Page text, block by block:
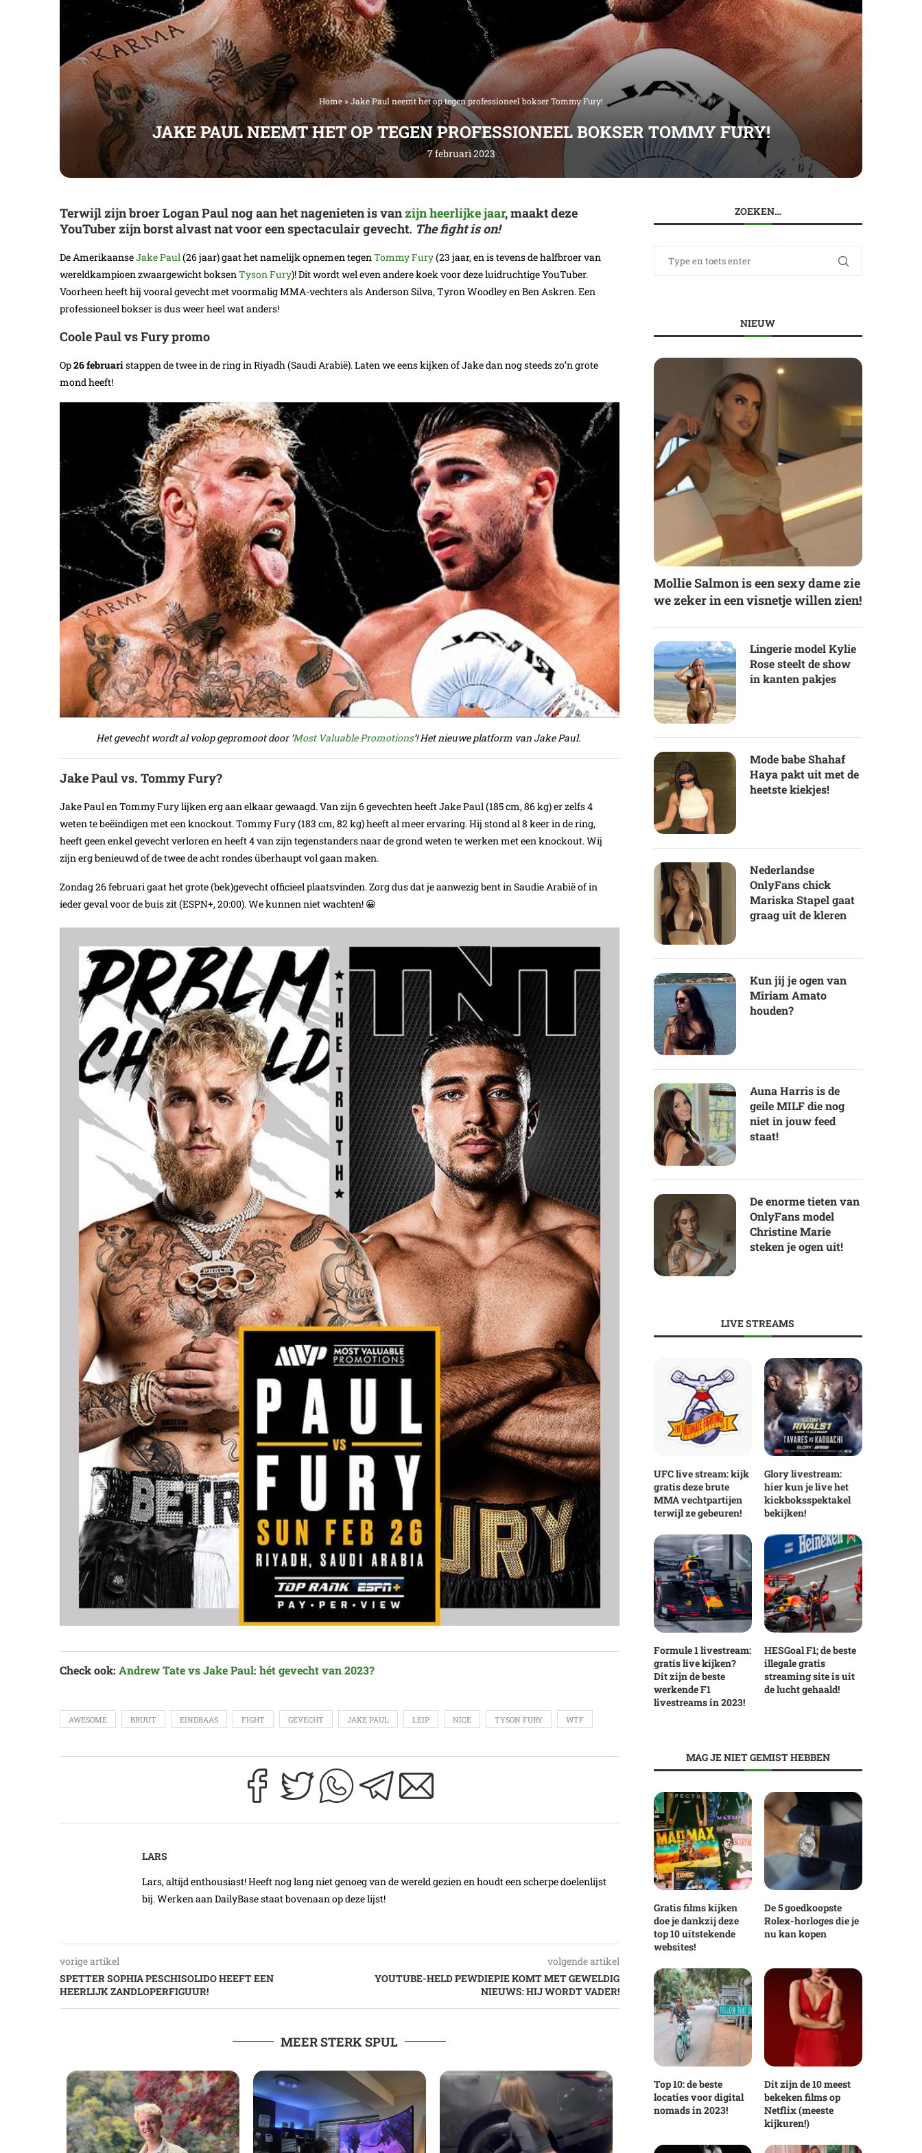
Home» Jake Paul neemt het op tegen professioneel bokser Tommy Fury!
JAKE PAUL NEEMT HET OP TEGEN PROFESSIONEEL BOKSER TOMMY FURY!
7 februari 2023
Terwijl zijn broer Logan Paul nog aan het nagenieten is vanzijn heerlijke jaar, maakt deze
YouTuber zijn borst alvast nat voor een spectaculair gevecht. The fight is on!
De AmerikaanseJake Paul(26 jaar) gaat het namelijk opnemen tegenTommy Fury(23 jaar, en is tevens de halfbroer van
wereldkampioen zwaargewicht boksenTyson Fury)! Dit wordt wel even andere koek voor deze luidruchtige YouTuber.
Voorheen heeft hij vooral gevecht met voormalig MMA-vechters als Anderson Silva, Tyron Woodley en Ben Askren. Een
professioneel bokser is dus weer heel wat anders!
Coole Paul vs Fury promo
Op26 februaristappen de twee in de ring in Riyadh (Saudi Arabië). Laten we eens kijken of Jake dan nog steeds zo’n grote
mond heeft!
Het gevecht wordt al volop gepromoot door ‘Most Valuable Promotions‘! Het nieuwe platform van Jake Paul.
Jake Paul vs. Tommy Fury?
Jake Paul en Tommy Fury lijken erg aan elkaar gewaagd. Van zijn 6 gevechten heeft Jake Paul (185 cm, 86 kg) er zelfs 4
weten te beëindigen met een knockout. Tommy Fury (183 cm, 82 kg) heeft al meer ervaring. Hij stond al 8 keer in de ring,
heeft geen enkel gevecht verloren en heeft 4 van zijn tegenstanders naar de grond weten te werken met een knockout. Wij
zijn erg benieuwd of de twee de acht rondes überhaupt vol gaan maken.
Zondag 26 februari gaat het grote (bek)gevecht officieel plaatsvinden. Zorg dus dat je aanwezig bent in Saudie Arabië of in
ieder geval voor de buis zit (ESPN+, 20:00). We kunnen niet wachten! 😀
Check ook: Andrew Tate vs Jake Paul: hét gevecht van 2023?
AWESOME BRUUT EINDBAAS FIGHT GEVECHT JAKE PAUL LEIP NICE TYSON FURY WTF
LARS
Lars, altijd enthousiast! Heeft nog lang niet genoeg van de wereld gezien en houdt een scherpe doelenlijst
bij. Werken aan DailyBase staat bovenaan op deze lijst!
vorige artikel
SPETTER SOPHIA PESCHISOLIDO HEEFT EEN
HEERLIJK ZANDLOPERFIGUUR!
volgende artikel
YOUTUBE-HELD PEWDIEPIE KOMT MET GEWELDIG
NIEUWS: HIJ WORDT VADER!
MEER STERK SPUL
ZOEKEN…
NIEUW
Mollie Salmon is een sexy dame zie
we zeker in een visnetje willen zien!
Lingerie model Kylie
Rose steelt de show
in kanten pakjes
Mode babe Shahaf
Haya pakt uit met de
heetste kiekjes!
Nederlandse
OnlyFans chick
Mariska Stapel gaat
graag uit de kleren
Kun jij je ogen van
Miriam Amato
houden?
Auna Harris is de
geile MILF die nog
niet in jouw feed
staat!
De enorme tieten van
OnlyFans model
Christine Marie
steken je ogen uit!
LIVE STREAMS
UFC live stream: kijk
gratis deze brute
MMA vechtpartijen
terwijl ze gebeuren!
Glory livestream:
hier kun je live het
kickboksspektakel
bekijken!
Formule 1 livestream:
gratis live kijken?
Dit zijn de beste
werkende F1
livestreams in 2023!
HESGoal F1; de beste
illegale gratis
streaming site is uit
de lucht gehaald!
MAG JE NIET GEMIST HEBBEN
Gratis films kijken
doe je dankzij deze
top 10 uitstekende
websites!
De 5 goedkoopste
Rolex-horloges die je
nu kan kopen
Top 10: de beste
locaties voor digital
nomads in 2023!
Dit zijn de 10 meest
bekeken films op
Netflix (meeste
kijkuren!)